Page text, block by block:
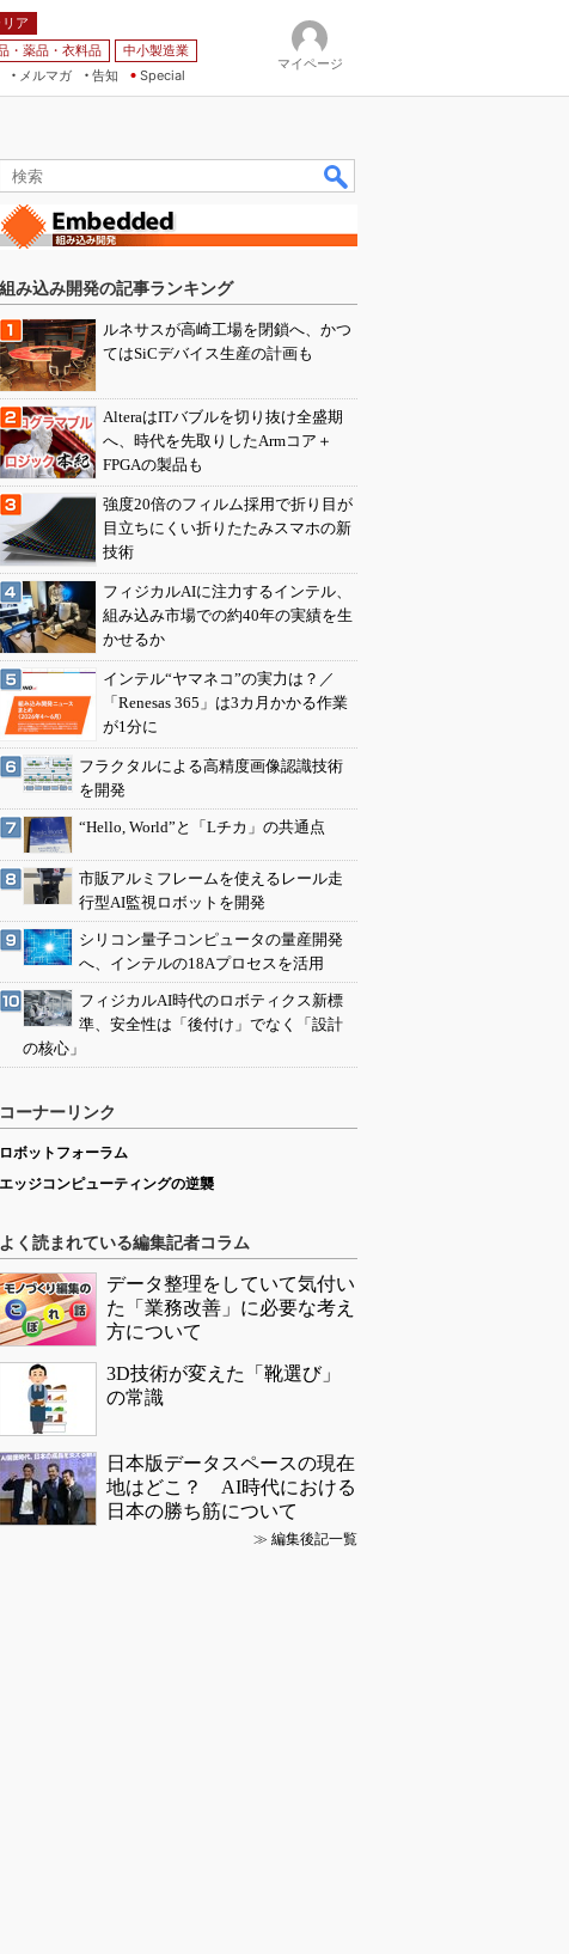
ア
・薬品・衣料品
中小製造業
メルマガ
告知 Special
マイページ
組み込み開発の記事ランキング
ルネサスが高崎工場を閉鎖へ、かつ
てはSiCデバイス生産の計画も
AlteraはITバブルを切り抜け全盛期
へ、時代を先取りしたArmコア＋
FPGAの製品も
強度20倍のフィルム採用で折り目が
目立ちにくい折りたたみスマホの新
技術
フィジカルAIに注力するインテル、
組み込み市場での約40年の実績を生
かせるか
インテル“ヤマネコ”の実力は？／
「Renesas 365」は3カ月かかる作業
が1分に
フラクタルによる高精度画像認識技術
を開発
“Hello, World”と「Lチカ」の共通点
市販アルミフレームを使えるレール走
行型AI監視ロボットを開発
シリコン量子コンピュータの量産開発
へ、インテルの18Aプロセスを活用
フィジカルAI時代のロボティクス新標
準、安全性は「後付け」でなく「設計
の核心」
コーナーリンク
ロボットフォーラム
エッジコンピューティングの逆襲
よく読まれている編集記者コラム
データ整理をしていて気付い
た「業務改善」に必要な考え
方について
3D技術が変えた「靴選び」
の常識
日本版データスペースの現在
地はどこ？ AI時代における
日本の勝ち筋について
≫ 編集後記一覧